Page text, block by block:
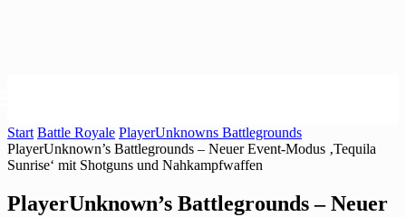
Start Battle Royale PlayerUnknowns Battlegrounds
PlayerUnknown’s Battlegrounds – Neuer Event-Modus ‚Tequila
Sunrise‘ mit Shotguns und Nahkampfwaffen
PlayerUnknown’s Battlegrounds – Neuer